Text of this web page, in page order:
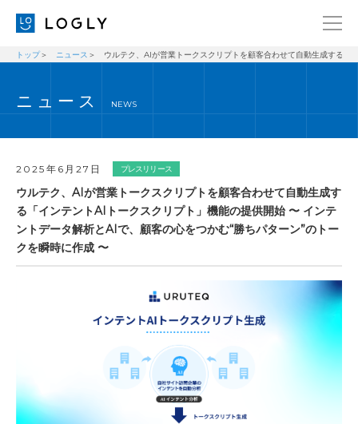
経営理念
ブログ
事業内容
トップ ニュース ウルテク、AIが営業トークスクリプトを顧客合わせて自動生成する
ニュース NEWS
2025年6月27日 プレスリリース
ウルテク、AIが営業トークスクリプトを顧客合わせて自動生成す
る「インテントAIトークスクリプト」機能の提供開始 〜 インテ
ントデータ解析とAIで、顧客の心をつかむ“勝ちパターン”のトー
クを瞬時に作成 〜